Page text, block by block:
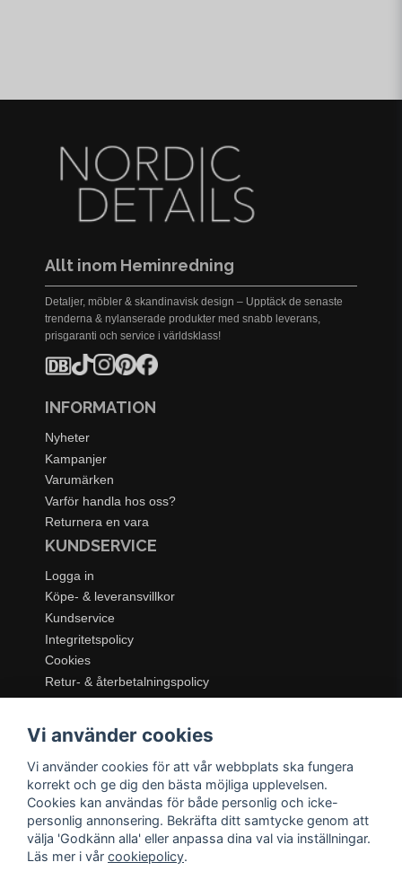
Allt inom Heminredning
Detaljer, möbler & skandinavisk design – Upptäck de senaste
trenderna & nylanserade produkter med snabb leverans,
prisgaranti och service i världsklass!
INFORMATION
Nyheter
Kampanjer
Varumärken
Varför handla hos oss?
Returnera en vara
KUNDSERVICE
Logga in
Köpe- & leveransvillkor
Kundservice
Integritetspolicy
Cookies
Retur- & återbetalningspolicy
Dukning & Servering
Kök & Matlagning
Belysning
Textil & Mattor
Möbler
Vi använder cookies
Vi använder cookies för att vår webbplats ska fungera
korrekt och ge dig den bästa möjliga upplevelsen.
Cookies kan användas för både personlig och icke-
personlig annonsering. Bekräfta ditt samtycke genom att
välja 'Godkänn alla' eller anpassa dina val via inställningar.
Läs mer i vår cookiepolicy.